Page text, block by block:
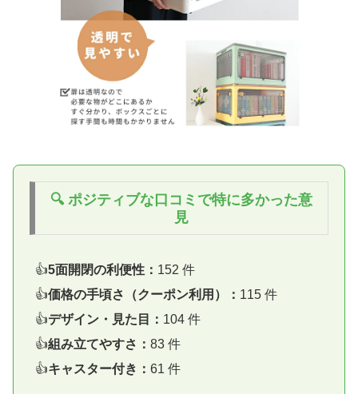
🔍 ポジティブな口コミで特に多かった意
見
5面開閉の利便性： 152 件
価格の手頃さ（クーポン利用）： 115 件
デザイン・見た目： 104 件
組み立てやすさ：83 件
キャスター付き：61 件